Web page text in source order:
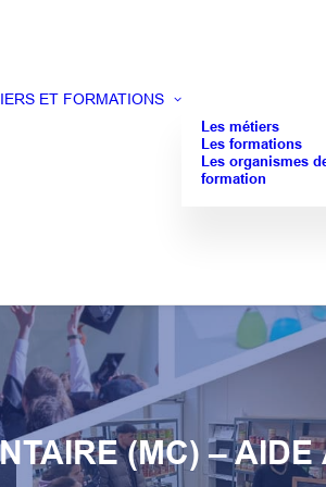
ET FORMATIONS
Les métiers
Les formations
Les organismes
formation
(MC) – AIDE